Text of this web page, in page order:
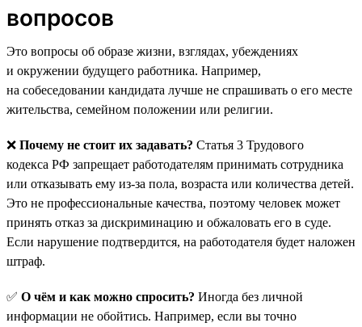
вопросов
Это вопросы об образе жизни, взглядах, убеждениях
и окружении будущего работника. Например,
на собеседовании кандидата лучше не спрашивать о его месте
жительства, семейном положении или религии.
❌ Почему не стоит их задавать? Статья 3 Трудового
кодекса РФ запрещает работодателям принимать сотрудника
или отказывать ему из-за пола, возраста или количества детей.
Это не профессиональные качества, поэтому человек может
принять отказ за дискриминацию и обжаловать его в суде.
Если нарушение подтвердится, на работодателя будет наложен
штраф.
✅ О чём и как можно спросить? Иногда без личной
информации не обойтись. Например, если вы точно